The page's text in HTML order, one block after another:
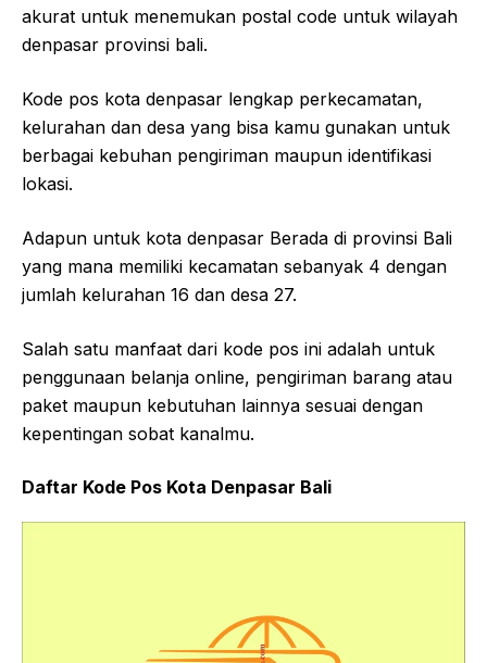
akurat untuk menemukan postal code untuk wilayah
denpasar provinsi bali.
Kode pos kota denpasar lengkap perkecamatan,
kelurahan dan desa yang bisa kamu gunakan untuk
berbagai kebuhan pengiriman maupun identifikasi
lokasi.
Adapun untuk kota denpasar Berada di provinsi Bali
yang mana memiliki kecamatan sebanyak 4 dengan
jumlah kelurahan 16 dan desa 27.
Salah satu manfaat dari kode pos ini adalah untuk
penggunaan belanja online, pengiriman barang atau
paket maupun kebutuhan lainnya sesuai dengan
kepentingan sobat kanalmu.
Daftar Kode Pos Kota Denpasar Bali